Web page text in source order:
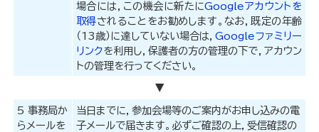
場合には，この機会に新たにGoogleアカウントを
取得されることをお勧めします。なお，既定の年齢
（13歳）に達していない場合は，Googleファミリー
リンクを利用し，保護者の方の管理の下で，アカウン
トの管理を行ってください。
▼
5 事務局か
らメールを
当日までに，参加会場等のご案内がお申し込みの電
子メールで届きます。必ずご確認の上，受信確認の